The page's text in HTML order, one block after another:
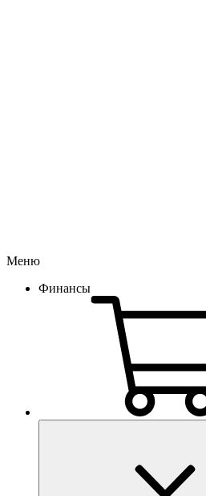
Меню
Финансы